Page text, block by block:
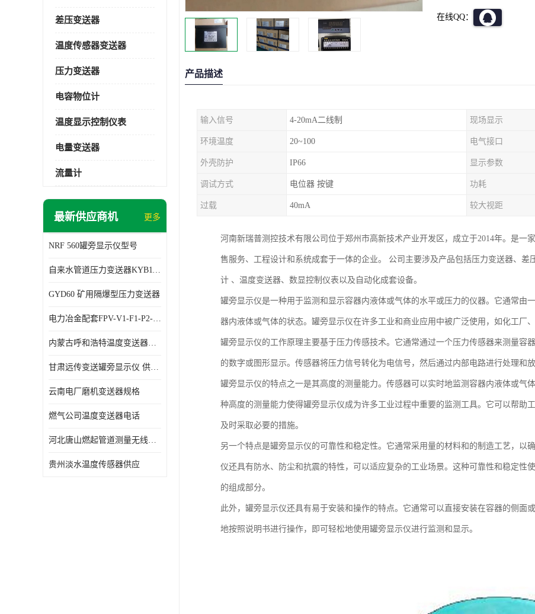
差压变送器
温度传感器变送器
压力变送器
电容物位计
温度显示控制仪表
电量变送器
流量计
最新供应商机 更多
NRF 560罐旁显示仪型号
自来水管道压力变送器KYB11G03M2型号 使用方便
GYD60 矿用隔爆型压力变送器
电力冶金配套FPV-V1-F1-P2-03电压变送器
内蒙古呼和浩特温度变送器配套罐旁显示仪供应 性能稳定
甘肃远传变送罐旁显示仪 供应及时
云南电厂磨机变送器规格
燃气公司温度变送器电话
河北唐山燃起管道测量无线压力变送器型号 性能稳定
贵州淡水温度传感器供应
在线QQ：
产品描述
输入信号 4-20mA二线制 现场显示
环境温度 20~100 电气接口
外壳防护 IP66 显示参数
调试方式 电位器 按键 功耗
过载 40mA 较大视距
河南新瑞普测控技术有限公司位于郑州市高新技术产业开发区，成立于2014年。是一
售服务、工程设计和系统成套于一体的企业。 公司主要涉及产品包括压力变送器、差
计 、温度变送器、数显控制仪表以及自动化成套设备。
罐旁显示仪是一种用于监测和显示容器内液体或气体的水平或压力的仪器。它通常由
器内液体或气体的状态。罐旁显示仪在许多工业和商业应用中被广泛使用，如化工厂
罐旁显示仪的工作原理主要基于压力传感技术。它通常通过一个压力传感器来测量容
的数字或图形显示。传感器将压力信号转化为电信号，然后通过内部电路进行处理和
罐旁显示仪的特点之一是其高度的测量能力。传感器可以实时地监测容器内液体或气
种高度的测量能力使得罐旁显示仪成为许多工业过程中重要的监测工具。它可以帮助
及时采取必要的措施。
另一个特点是罐旁显示仪的可靠性和稳定性。它通常采用量的材料和的制造工艺，以
仪还具有防水、防尘和抗震的特性，可以适应复杂的工业场景。这种可靠性和稳定性
的组成部分。
此外，罐旁显示仪还具有易于安装和操作的特点。它通常可以直接安装在容器的侧面
地按照说明书进行操作，即可轻松地使用罐旁显示仪进行监测和显示。